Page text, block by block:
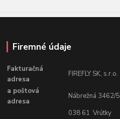
Firemné údaje
Fakturačná
adresa
FIREFLY SK, s.r.o.
a poštová
adresa
Nábrežná 3462/5
038 61 Vrútky